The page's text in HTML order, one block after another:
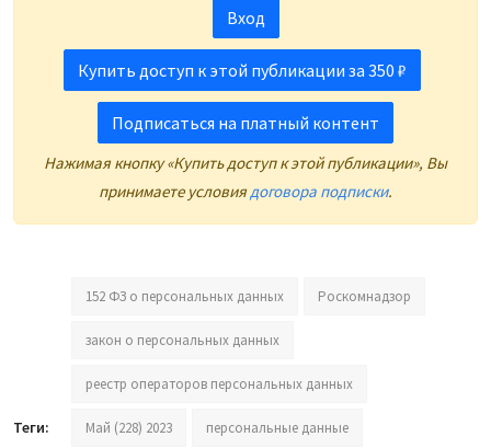
Вход
Купить доступ к этой публикации за 350 ₽
Подписаться на платный контент
Нажимая кнопку «Купить доступ к этой публикации», Вы
принимаете условия договора подписки.
Теги:
152 ФЗ о персональных данных Роскомнадзор
закон о персональных данных
реестр операторов персональных данных
Май (228) 2023 персональные данные